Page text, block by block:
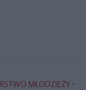
MŁODZIEŻY